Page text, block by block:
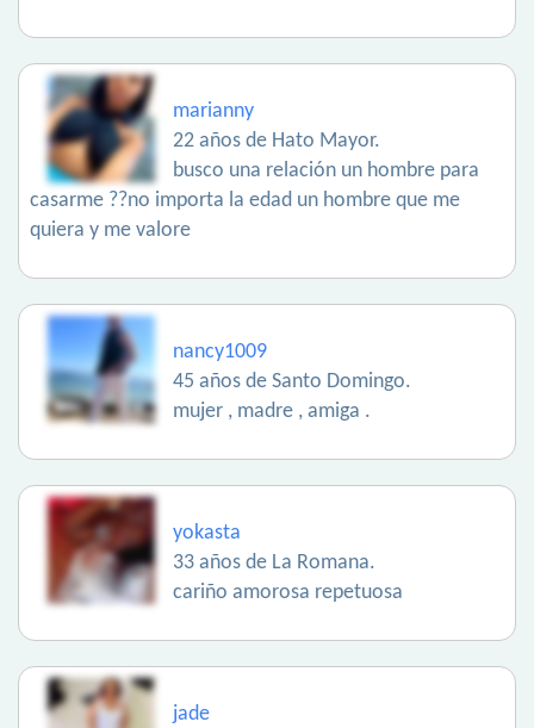
marianny
22 años de Hato Mayor.
busco una relación un hombre para
casarme ??no importa la edad un hombre que me
quiera y me valore
nancy1009
45 años de Santo Domingo.
mujer , madre , amiga .
yokasta
33 años de La Romana.
cariño amorosa repetuosa
jade